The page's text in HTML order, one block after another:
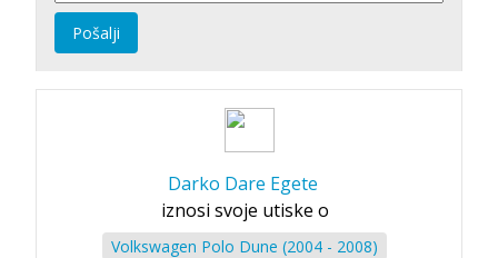
Pošalji
Darko Dare Egete
iznosi svoje utiske o
Volkswagen Polo Dune (2004 - 2008)